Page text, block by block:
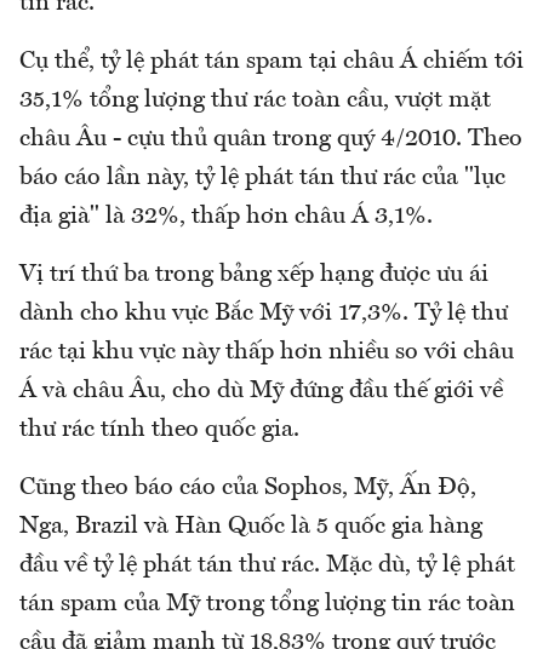
Cụ thể, tỷ lệ phát tán spam tại châu Á chiếm tới
35,1% tổng lượng thư rác toàn cầu, vượt mặt
châu Âu - cựu thủ quân trong quý 4/2010. Theo
báo cáo lần này, tỷ lệ phát tán thư rác của "lục
địa già" là 32%, thấp hơn châu Á 3,1%.
Vị trí thứ ba trong bảng xếp hạng được ưu ái
dành cho khu vực Bắc Mỹ với 17,3%. Tỷ lệ thư
rác tại khu vực này thấp hơn nhiều so với châu
Á và châu Âu, cho dù Mỹ đứng đầu thế giới về
thư rác tính theo quốc gia.
Cũng theo báo cáo của Sophos, Mỹ, Ấn Độ,
Nga, Brazil và Hàn Quốc là 5 quốc gia hàng
đầu về tỷ lệ phát tán thư rác. Mặc dù, tỷ lệ phát
tán spam của Mỹ trong tổng lượng tin rác toàn
cầu đã giảm mạnh từ 18,83% trong quý trước